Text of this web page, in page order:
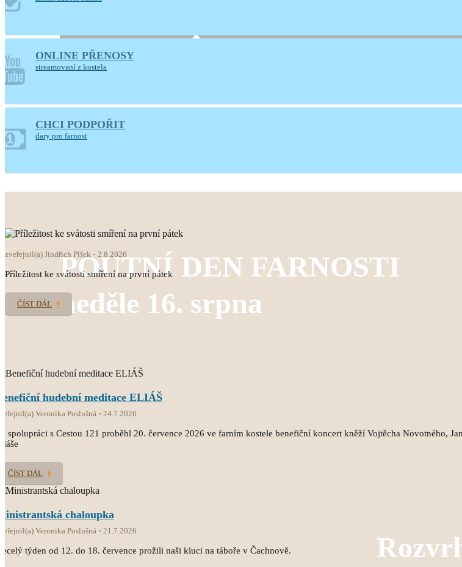
Hlaste se, prosíme, u paní Ludmily Moudrové
POUTNÍ DEN FARNOSTI
neděle 16. srpna
ONLINE PŘENOSY
streamovaní z kostela
CHCI PODPOŘIT
dary pro farnost
zveřejnil(a) Jindřich Plšek 2.8.2026
Příležitost ke svátosti smíření na první pátek
ČÍST DÁL
hudební meditace ELIÁŠ
Veronika Poslušná 24.7.2026
spolupráci s Cestou 121 proběhl 20. července 2026 ve farním kostele benefiční koncert kněží Vojtěcha Novotného,
ČÍST DÁL
chaloupka
Veronika Poslušná 21.7.2026
týden od 12. do 18. července prožili naši kluci na táboře v Čachnově.